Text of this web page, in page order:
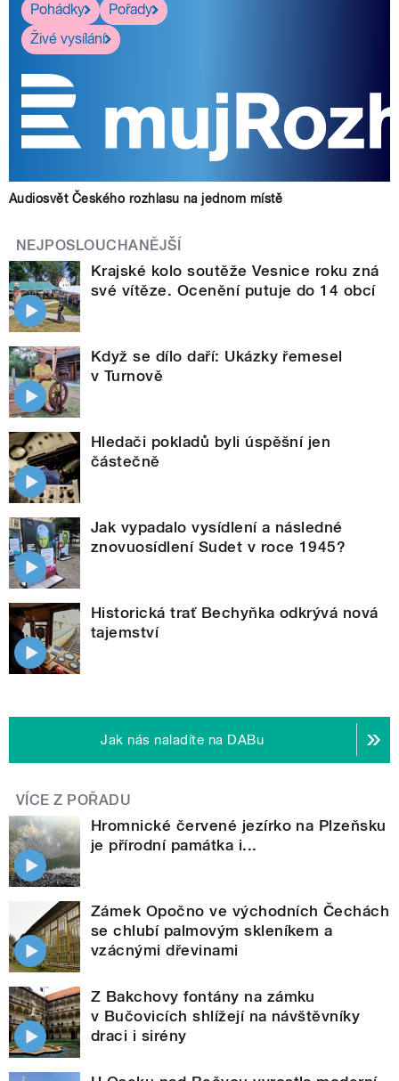
Pohádky
Pořady
Živé vysílání
Audiosvět Českého rozhlasu na jednom místě
NEJPOSLOUCHANĚJŠÍ
Krajské kolo soutěže Vesnice roku zná
své vítěze. Ocenění putuje do 14 obcí
Když se dílo daří: Ukázky řemesel
v Turnově
Hledači pokladů byli úspěšní jen
částečně
Jak vypadalo vysídlení a následné
znovuosídlení Sudet v roce 1945?
Historická trať Bechyňka odkrývá nová
tajemství
Jak nás naladíte na DABu
VÍCE Z POŘADU
Hromnické červené jezírko na Plzeňsku
je přírodní památka i...
Zámek Opočno ve východních Čechách
se chlubí palmovým skleníkem a
vzácnými dřevinami
Z Bakchovy fontány na zámku
v Bučovicích shlížejí na návštěvníky
draci i sirény